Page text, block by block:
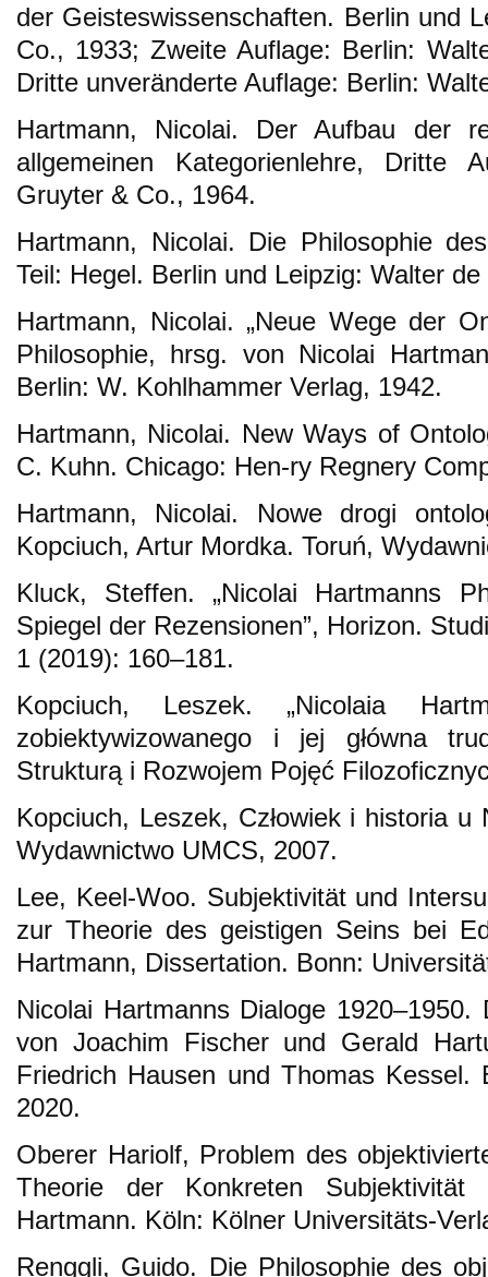
der Geisteswissenschaften. Berlin und
Co., 1933; Zweite Auflage: Berlin:
Dritte unveränderte Auflage: Berlin:
Hartmann, Nicolai. Der Aufbau der
allgemeinen Kategorienlehre, Dritte
Gruyter & Co., 1964.
Hartmann, Nicolai. Die Philosophie
Teil: Hegel. Berlin und Leipzig: Walter
Hartmann, Nicolai. „Neue Wege der
Philosophie, hrsg. von Nicolai
Berlin: W. Kohlhammer Verlag, 1942.
Hartmann, Nicolai. New Ways of
C. Kuhn. Chicago: Hen-ry Regnery
Hartmann, Nicolai. Nowe drogi
Kopciuch, Artur Mordka. Toruń,
Kluck, Steffen. „Nicolai Hartmanns
Spiegel der Rezensionen”, Horizon.
1 (2019): 160–181.
Kopciuch, Leszek. „Nicolaia
zobiektywizowanego i jej główna
Strukturą i Rozwojem Pojęć
Kopciuch, Leszek, Człowiek i historia u
Wydawnictwo UMCS, 2007.
Lee, Keel-Woo. Subjektivität und
zur Theorie des geistigen Seins bei
Hartmann, Dissertation. Bonn:
Nicolai Hartmanns Dialoge 1920–1950.
von Joachim Fischer und Gerald
Friedrich Hausen und Thomas Kessel.
2020.
Oberer Hariolf, Problem des
Theorie der Konkreten
Hartmann. Köln: Kölner Universitäts-
Renggli, Guido. Die Philosophie des